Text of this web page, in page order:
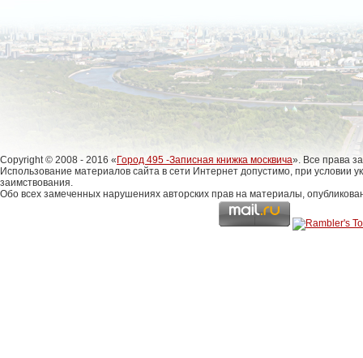
Copyright © 2008 - 2016 «Город 495 -Записная книжка москвича». Все права
Использование материалов сайта в сети Интернет допустимо, при условии
заимствования.
Обо всех замеченных нарушениях авторских прав на материалы,